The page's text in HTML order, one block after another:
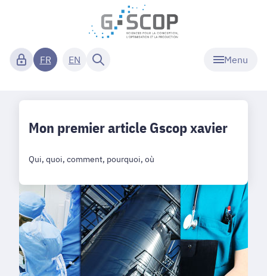
Menu
FR EN
Mon premier article Gscop xavier
Qui, quoi, comment, pourquoi, où